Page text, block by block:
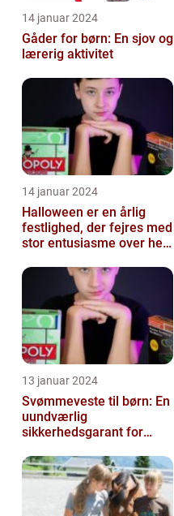
14 januar 2024
Gåder for børn: En sjov og
lærerig aktivitet
14 januar 2024
Halloween er en årlig
festlighed, der fejres med
stor entusiasme over hele
13 januar 2024
Svømmeveste til børn: En
uundværlig
sikkerhedsgarant for